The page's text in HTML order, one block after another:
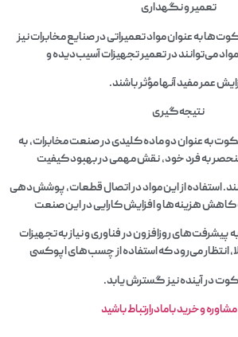
تعمیر و نگهداری
به عنوان مواد تعمیراتی در صنایع مخابرات نیز
مواد می‌توانند در تعمیر تجهیزات آسیب‌دیده و
عمر مفید آنها مؤثر باشند.
نتیجه‌گیری
به عنوان دو ماده کلیدی در صنعت مخابرات، به
به فرد خود، نقش مهمی در بهبود کیفیت
استفاده از این مواد در اتصال قطعات، پوشش‌دهی
کاهش هزینه‌ها و افزایش کارایی در این صنعت
روزافزون در فناوری و نیاز به تجهیزات
انتظار می‌رود که استفاده از چسب‌های اپوکسی
در آینده نیز گسترش یابد.
وخرید بامادرارتباط باشید